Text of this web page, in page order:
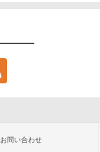
お問い合わせ